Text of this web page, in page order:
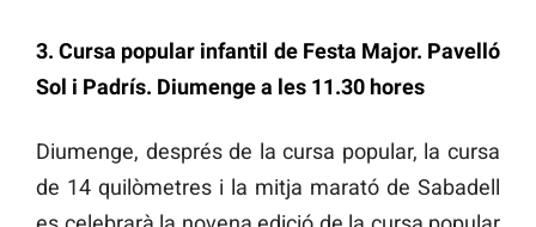
3. Cursa popular infantil de Festa Major. Pavelló
Sol i Padrís. Diumenge a les 11.30 hores
Diumenge, després de la cursa popular, la cursa
de 14 quilòmetres i la mitja marató de Sabadell